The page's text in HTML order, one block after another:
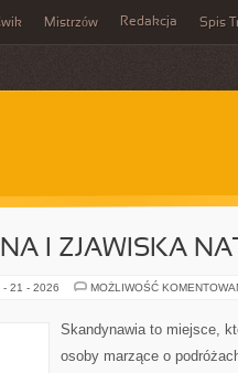
Mistrzów Redakcja Spis
I ZJAWISKA
- 21 - 2026 MOŻLIWOŚĆ
Skandynawia to miejsce,
osoby marzące o